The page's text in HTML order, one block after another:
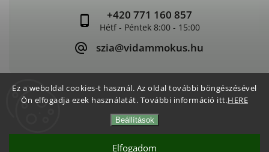
Ez a weboldal cookies-t használ. Az oldal további böngészésével
Ön elfogadja ezek használatát. További információ itt.HERE
Beállítások
Elfogadom
+420 771 160 857
szia@vidammokus.hu
Vidám Mókus. Minden jog fenntartva.
Süti beállítások szerkesztése
Shoptet | Design